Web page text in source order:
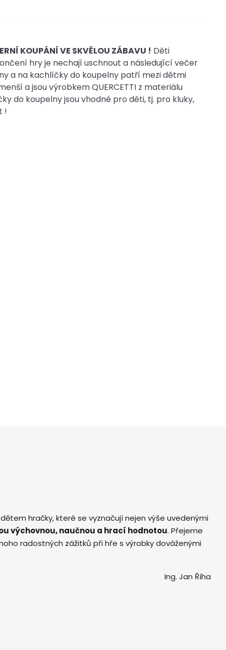
KOUPÁNÍ VE SKVĚLOU ZÁBAVU ! Děti
hry je nechají uschnout a následující večer
a na kachlíčky do koupelny patří mezi dětmi
a jsou výrobkem QUERCETTI z materiálu
do koupelny jsou vhodné pro děti, tj. pro kluky,
!
hračky, které se vyznačují nejen výše uvedenými
výchovnou, naučnou a hrací hodnotou. Přejeme
radostných zážitků při hře s výrobky dováženými
Ing. Jan Říha